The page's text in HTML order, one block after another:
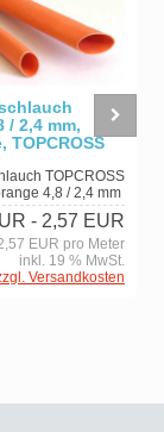
/ 2,4 mm,
TOPCROSS
TOPCROSS
4,8 / 2,4 mm
- 2,57 EUR
EUR pro Meter
inkl. 19 % MwSt.
Versandkosten